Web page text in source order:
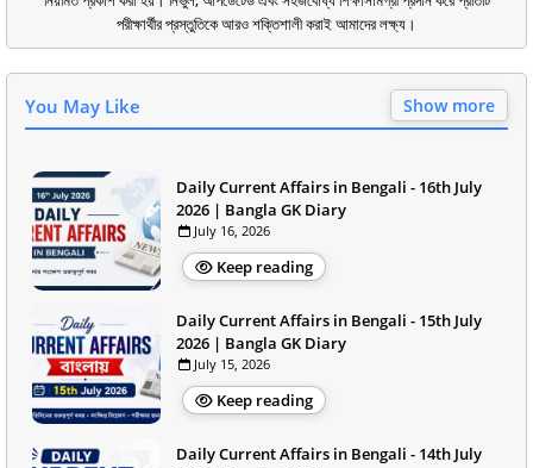
পরীক্ষার্থীর প্রস্তুতিকে আরও শক্তিশালী করাই আমাদের লক্ষ্য।
You May Like Show more
Daily Current Affairs in Bengali - 16th July
2026 | Bangla GK Diary
July 16, 2026
Keep reading
Daily Current Affairs in Bengali - 15th July
2026 | Bangla GK Diary
July 15, 2026
Keep reading
Daily Current Affairs in Bengali - 14th July